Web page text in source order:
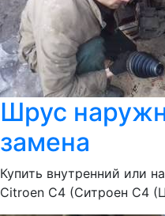
Шрус
замена
Купить внутренний или
Citroen С4 (Ситроен С4